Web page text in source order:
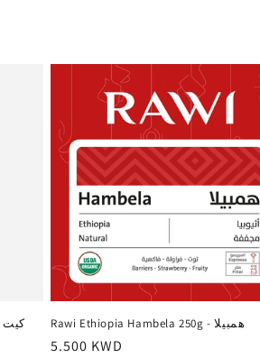
Rawi Ethiopia Hambela 250g - همبيلا
Regular
5.500 KWD